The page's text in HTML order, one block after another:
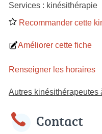
Services : kinésithérapie
Recommander cette
Améliorer cette fiche
Renseigner les horaires
Autres kinésithérapeutes
Contact